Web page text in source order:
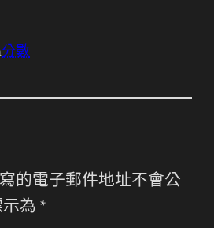
分數
的電子郵件地址不會公
為 *